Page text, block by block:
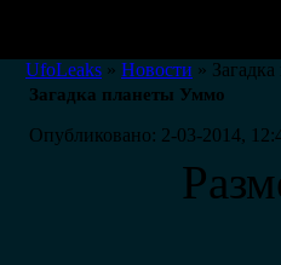
UfoLeaks » Новости »
Загадка планеты Уммо
Опубликовано: 2-03-2014,